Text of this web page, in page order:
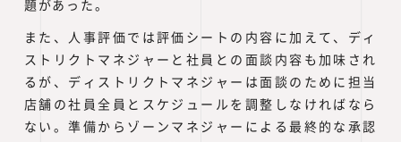
題があった。
また、人事評価では評価シートの内容に加えて、ディ
ストリクトマネジャーと社員との面談内容も加味され
るが、ディストリクトマネジャーは面談のために担当
店舗の社員全員とスケジュールを調整しなければなら
ない。準備からゾーンマネジャーによる最終的な承認